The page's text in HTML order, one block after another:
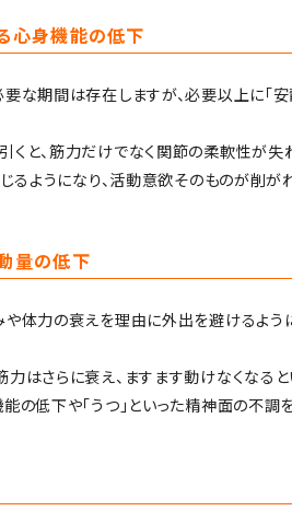
心身機能の低下
な期間は存在しますが、必要以上に「
と、筋力だけでなく関節の柔軟性が失
じるようになり、活動意欲そのものが削
量の低下
体力の衰えを理由に外出を避けるよう
はさらに衰え、ますます動けなくなる
の低下や「うつ」といった精神面の不調